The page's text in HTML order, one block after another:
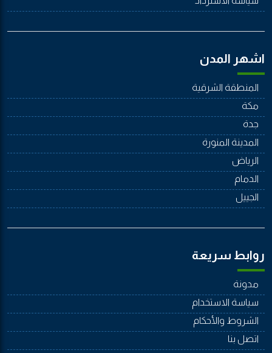
اشهر المدن
المنطقة الشرقية
مكة
جدة
المدينة المنورة
الرياض
الدمام
الجييل
روابط سريعة
مدونة
سياسة الاستخدام
الشروط والأحكام
اتصل بنا